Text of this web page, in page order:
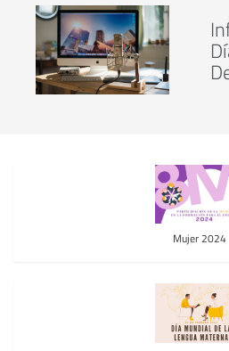
Mujer 2024